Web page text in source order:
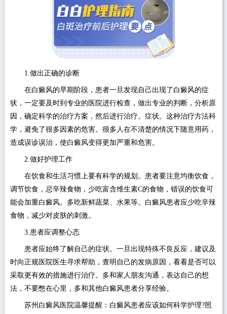
1.做出正确的诊断
在白癜风的早期阶段，患者一旦发现自己出现了白癜风的症
状，一定要及时到专业的医院进行检查，做出专业的判断，分析原
因，确定科学的治疗方案，然后进行治疗。症状。这种治疗方法科
学，避免了很多因素的危害。很多人在不清楚的情况下随意用药，
造成误诊误治，使白癜风变得更加严重和危害。
2.做好护理工作
在饮食和生活习惯上要有科学的规划。患者要注意均衡饮食，
调节饮食，忌辛辣食物，少吃富含维生素C的食物，错误的饮食可
能会加重白癜风。多吃新鲜蔬菜、水果等。白癜风患者应少吃辛辣
食物，减少对皮肤的刺激。
3.患者应调整心态
患者应始终了解自己的症状。一旦出现特殊不良反应，建议及
时向正规医院医生寻求帮助，查明自己的发病原因，看看是否可以
采取更有效的措施进行治疗。多和家人朋友沟通，表达自己的想
法，不要憋在心里，多和其他白癜风患者分享经验。
苏州白癜风医院温馨提醒：白癜风患者应该如何科学护理?照